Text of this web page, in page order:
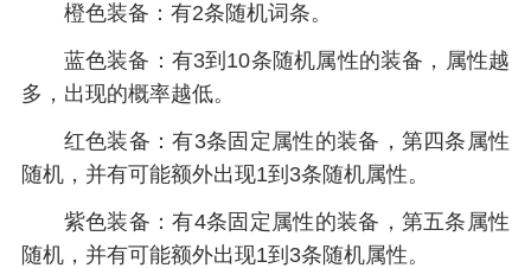
橙色装备：有2条随机词条。
蓝色装备：有3到10条随机属性的装备，属性越
多，出现的概率越低。
红色装备：有3条固定属性的装备，第四条属性
随机，并有可能额外出现1到3条随机属性。
紫色装备：有4条固定属性的装备，第五条属性
随机，并有可能额外出现1到3条随机属性。